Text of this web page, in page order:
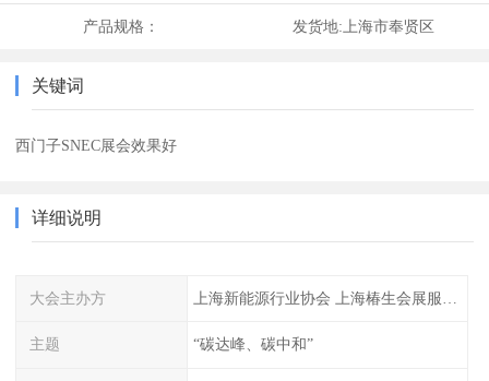
产品规格： 发货地:上海市奉贤区
关键词
西门子SNEC展会效果好
详细说明
大会主办方
主题 “碳达峰、碳中和”